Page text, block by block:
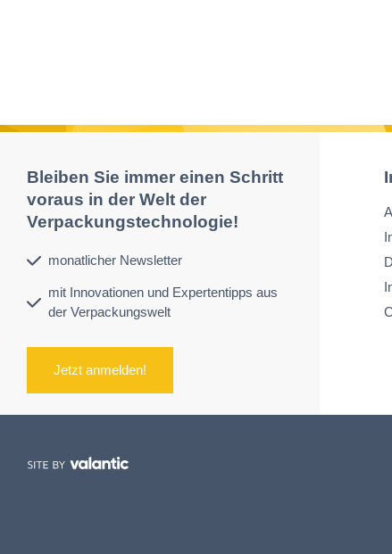
Bleiben Sie immer einen Schritt
voraus in der Welt der
Verpackungstechnologie!
monatlicher Newsletter
mit Innovationen und Expertentipps aus
der Verpackungswelt
Jetzt anmelden!